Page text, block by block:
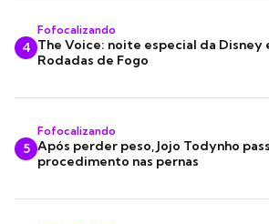
4
Fofocalizando
The Voice: noite especial da Disney
Rodadas de Fogo
5
Fofocalizando
Após perder peso, Jojo Todynho
procedimento nas pernas